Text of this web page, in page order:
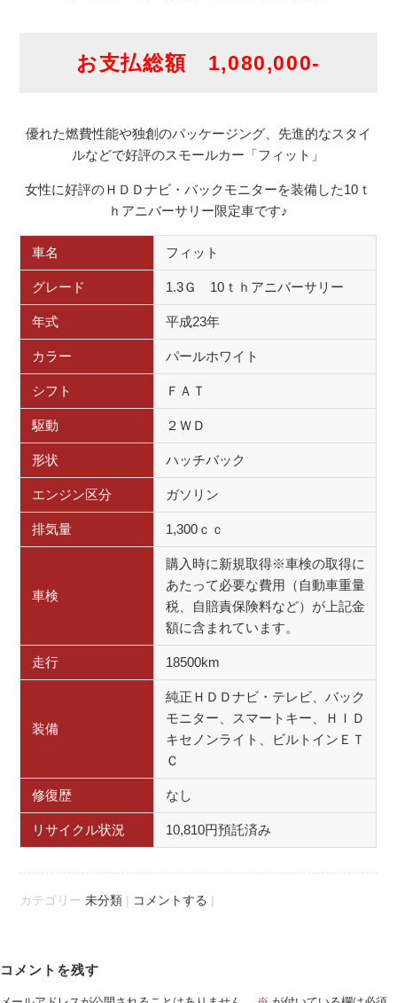
お支払総額 1,080,000-
優れた燃費性能や独創のパッケージング、先進的なスタイ
ルなどで好評のスモールカー「フィット」
女性に好評のＨＤＤナビ・バックモニターを装備した10ｔ
ｈアニバーサリー限定車です♪
車名 フィット
グレード 1.3Ｇ 10ｔｈアニバーサリー
年式 平成23年
カラー パールホワイト
シフト ＦＡＴ
駆動 ２ＷＤ
形状 ハッチバック
エンジン区分 ガソリン
排気量 1,300ｃｃ
車検
購入時に新規取得※車検の取得に
あたって必要な費用（自動車重量
税、自賠責保険料など）が上記金
額に含まれています。
走行 18500km
装備
純正ＨＤＤナビ・テレビ、バック
モニター、スマートキー、ＨＩＤ
キセノンライト、ビルトインＥＴ
Ｃ
修復歴 なし
リサイクル状況 10,810円預託済み
カテゴリー未分類 | コメントする |
Post navigation
コメントを残す